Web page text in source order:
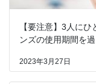
【要注意】3人に
ンズの使用期間を
2023年3月27日